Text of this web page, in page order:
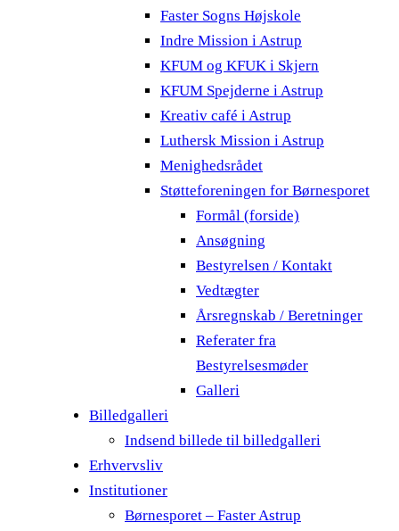
Faster Sogns Højskole
Indre Mission i Astrup
KFUM og KFUK i Skjern
KFUM Spejderne i Astrup
Kreativ café i Astrup
Luthersk Mission i Astrup
Menighedsrådet
Støtteforeningen for Børnesporet
Formål (forside)
Ansøgning
Bestyrelsen / Kontakt
Vedtægter
Årsregnskab / Beretninger
Referater fra
Bestyrelsesmøder
Galleri
Billedgalleri
Indsend billede til billedgalleri
Erhvervsliv
Institutioner
Børnesporet – Faster Astrup